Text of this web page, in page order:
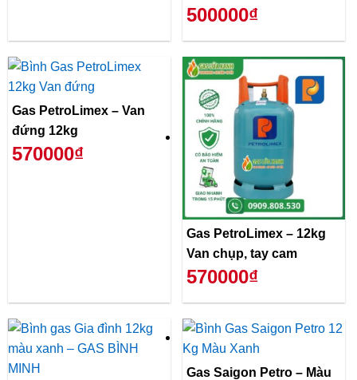
500000₫
Gas PetroLimex – Van
đứng 12kg
570000₫
Gas PetroLimex – 12kg
Van chụp, tay cam
570000₫
Gas Saigon Petro – Màu